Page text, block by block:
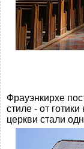
Фрауэнкирхе
стиле - от
церкви стали